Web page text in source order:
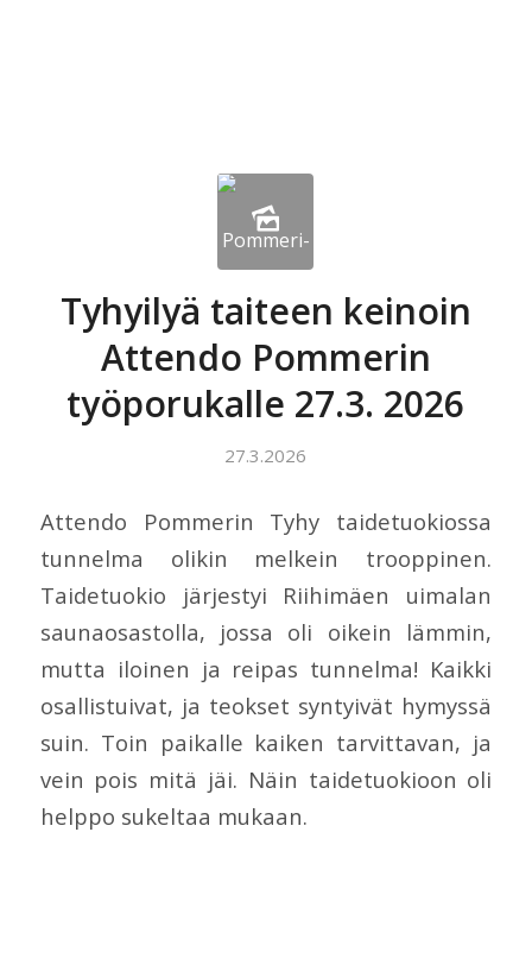
Tyhyilyä taiteen keinoin
Attendo Pommerin
työporukalle 27.3. 2026
27.3.2026
Attendo Pommerin Tyhy taidetuokiossa
tunnelma olikin melkein trooppinen.
Taidetuokio järjestyi Riihimäen uimalan
saunaosastolla, jossa oli oikein lämmin,
mutta iloinen ja reipas tunnelma! Kaikki
osallistuivat, ja teokset syntyivät hymyssä
suin. Toin paikalle kaiken tarvittavan, ja
vein pois mitä jäi. Näin taidetuokioon oli
helppo sukeltaa mukaan.